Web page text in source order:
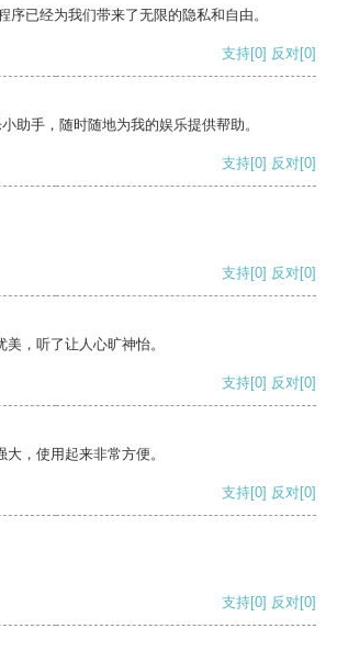
序已经为我们带来了无限的隐私和自由。
支持[0] 反对[0]
助手，随时随地为我的娱乐提供帮助。
支持[0] 反对[0]
支持[0] 反对[0]
，听了让人心旷神怡。
支持[0] 反对[0]
，使用起来非常方便。
支持[0] 反对[0]
支持[0] 反对[0]